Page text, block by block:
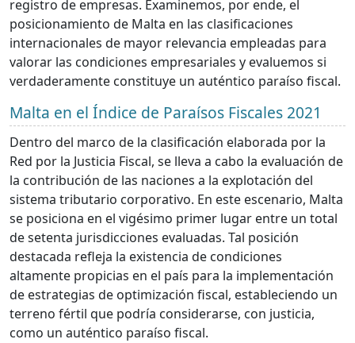
registro de empresas. Examinemos, por ende, el
posicionamiento de Malta en las clasificaciones
internacionales de mayor relevancia empleadas para
valorar las condiciones empresariales y evaluemos si
verdaderamente constituye un auténtico paraíso fiscal.
Malta en el Índice de Paraísos Fiscales 2021
Dentro del marco de la clasificación elaborada por la
Red por la Justicia Fiscal, se lleva a cabo la evaluación de
la contribución de las naciones a la explotación del
sistema tributario corporativo. En este escenario, Malta
se posiciona en el vigésimo primer lugar entre un total
de setenta jurisdicciones evaluadas. Tal posición
destacada refleja la existencia de condiciones
altamente propicias en el país para la implementación
de estrategias de optimización fiscal, estableciendo un
terreno fértil que podría considerarse, con justicia,
como un auténtico paraíso fiscal.